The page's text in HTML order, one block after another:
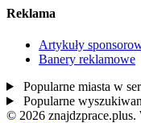
Reklama
Artykuły
Banery reklamowe
Popularne miasta w
Popularne
© 2026 znajdzprace.plus.